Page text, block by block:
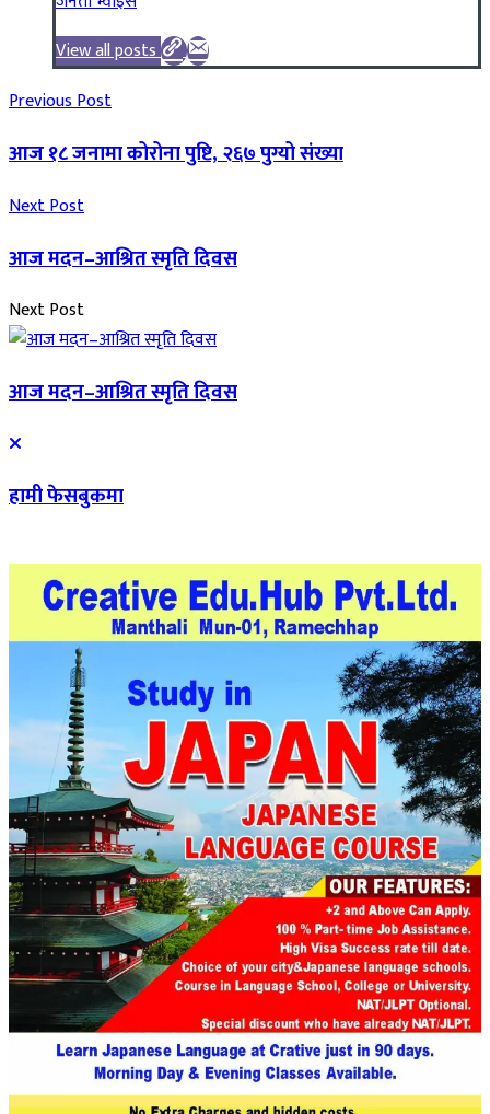
View all posts
Previous Post
आज १८ जनामा कोरोना पुष्टि, २६७ पुग्यो संख्या
Next Post
आज मदन–आश्रित स्मृति दिवस
Next Post
आज मदन–आश्रित स्मृति दिवस
हामी फेसबुकमा